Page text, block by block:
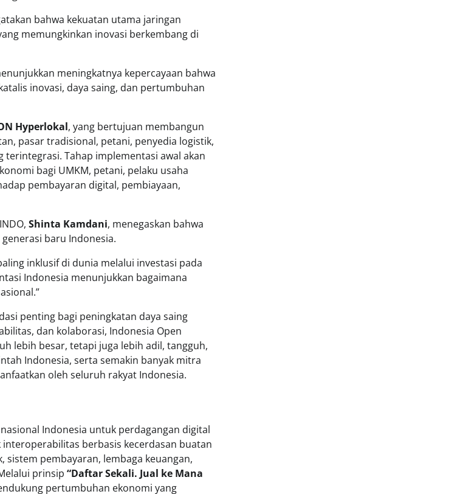
bahwa kekuatan utama jaringan
memungkinkan inovasi berkembang di
meningkatnya kepercayaan bahwa
inovasi, daya saing, dan pertumbuhan
Hyperlokal, yang bertujuan membangun
pasar tradisional, petani, penyedia logistik,
Tahap implementasi awal akan
bagi UMKM, petani, pelaku usaha
pembayaran digital, pembiayaan,
Shinta Kamdani, menegaskan bahwa
baru Indonesia.
inklusif di dunia melalui investasi pada
Indonesia menunjukkan bagaimana
penting bagi peningkatan daya saing
dan kolaborasi, Indonesia Open
lebih besar, tetapi juga lebih adil, tangguh,
Indonesia, serta semakin banyak mitra
oleh seluruh rakyat Indonesia.
nasional Indonesia untuk perdagangan digital
berbasis kecerdasan buatan
sistem pembayaran, lembaga keuangan,
prinsip “Daftar Sekali. Jual ke Mana
pertumbuhan ekonomi yang